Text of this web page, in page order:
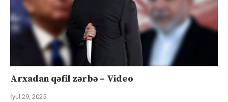
Arxadan qəfil zərbə – Video
İyul 29, 2025